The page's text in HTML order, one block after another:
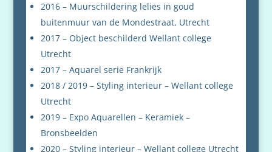
2016 – Muurschildering lelies in goud
buitenmuur van de Mondestraat, Utrecht
2017 – Object beschilderd Wellant college
Utrecht
2017 – Aquarel serie Frankrijk
2018 / 2019 – Styling interieur – Wellant college
Utrecht
2019 – Expo Aquarellen – Keramiek –
Bronsbeelden
2020 – Styling interieur – Wellant college Utrecht